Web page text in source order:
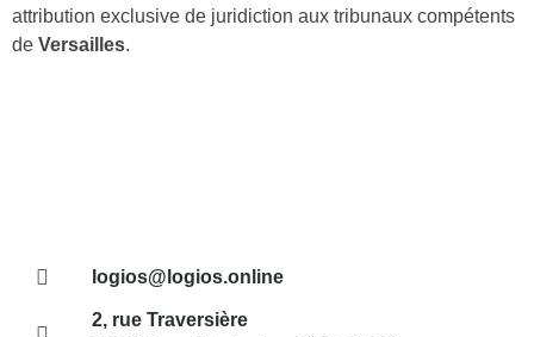
attribution exclusive de juridiction aux tribunaux compétents
de Versailles.
logios@logios.online
2, rue Traversière